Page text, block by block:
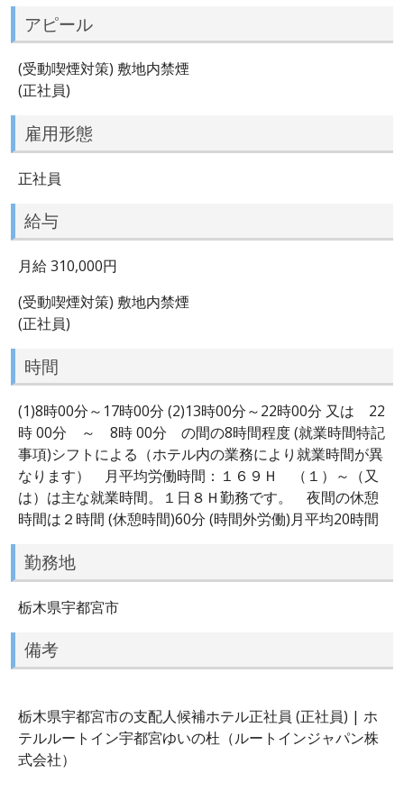
アピール
(受動喫煙対策) 敷地内禁煙
(正社員)
雇用形態
正社員
給与
月給 310,000円
(受動喫煙対策) 敷地内禁煙
(正社員)
時間
(1)8時00分～17時00分 (2)13時00分～22時00分 又は 22
時 00分 ～ 8時 00分 の間の8時間程度 (就業時間特記
事項)シフトによる（ホテル内の業務により就業時間が異
なります） 月平均労働時間：１６９Ｈ （１）～（又
は）は主な就業時間。１日８Ｈ勤務です。 夜間の休憩
時間は２時間 (休憩時間)60分 (時間外労働)月平均20時間
勤務地
栃木県宇都宮市
備考
栃木県宇都宮市の支配人候補ホテル正社員 (正社員) | ホ
テルルートイン宇都宮ゆいの杜（ルートインジャパン株
式会社）